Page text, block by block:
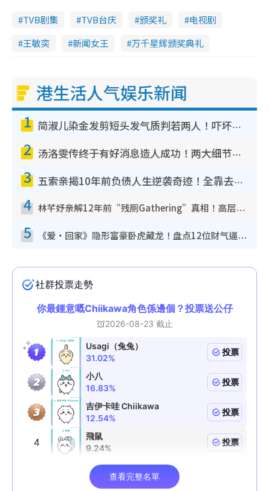
TVB剧集 TVB台庆 颁奖礼
电视剧
王敏奕
新闻女王 万千星辉颁奖典礼
港生活人气娱乐新闻
1 简淑儿染金发剪短头发气质判若两人！吓坏老公麦大力都认不出：“你做什么？”
2 汤洛雯传终于有好消息造人成功！两大细节曝孕味极浓引猜测：大肚婆先会咁！
3 五索亲揭10年前负债人生逆袭奇迹！全靠去一地方转运后即遇上马先生
4 林芊妤亲解12年前“残厕Gathering”真相！高层解约一句话重创尊严，至今拒返TVB
5 《爱·回家》隐形富豪卧虎藏龙！盘点12位财气逼人的有钱艺人：这位美女3亿身家不愁做